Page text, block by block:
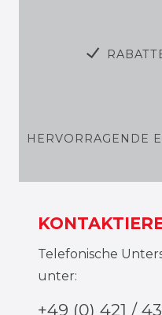
HERVORRAGENDE
Telefonische
unter:
+49 (0) 421 /